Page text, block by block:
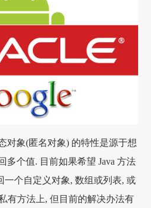
对象(匿名对象) 的特性是源于想
多个值. 目前如果希望 Java 方法
一个自定义对象, 数组或列表, 或
有方法上, 但目前的解决办法有